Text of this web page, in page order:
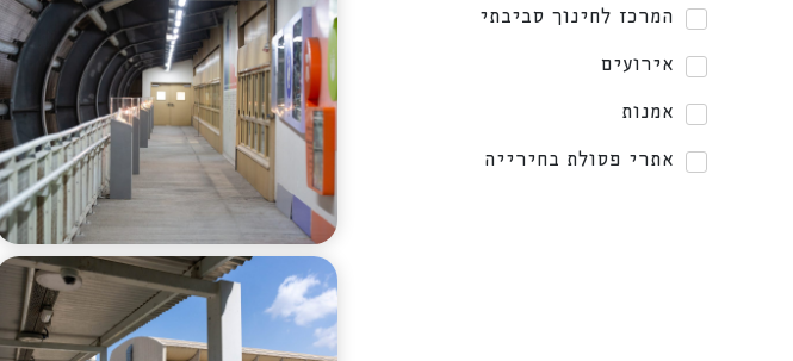
המרכז לחינוך סביבתי
אירועים
אמנות
אתרי פסולת בחירייה